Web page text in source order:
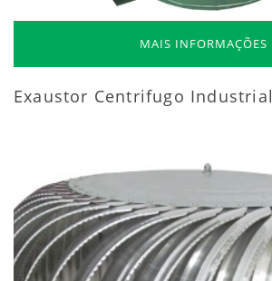
MAIS INFORMAÇÕES
Exaustor Centrifugo Industrial